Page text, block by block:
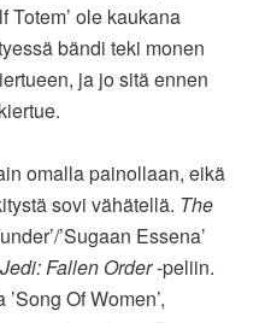
Totem’ ole kaukana
bändi teki monen
ja jo sitä ennen
omalla painollaan, eikä
sovi vähätellä. The
’Sugaan Essena’
Fallen Order-peliin.
Of Women’,